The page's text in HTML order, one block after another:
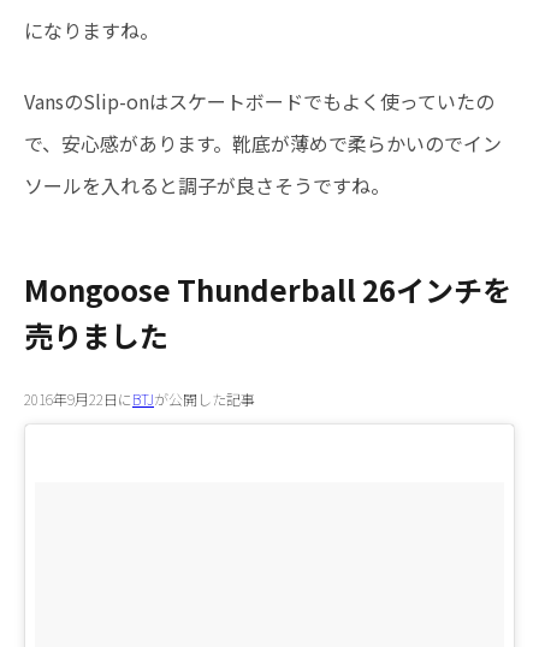
になりますね。
VansのSlip-onはスケートボードでもよく使っていたの
で、安心感があります。靴底が薄めで柔らかいのでイン
ソールを入れると調子が良さそうですね。
Mongoose Thunderball 26インチを
売りました
2016年9月22日にBTJが公開した記事